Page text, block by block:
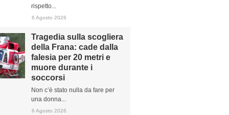
rispetto...
6 Agosto 2026
Tragedia sulla scogliera
della Frana: cade dalla
falesia per 20 metri e
muore durante i
soccorsi
Non c’è stato nulla da fare per
una donna...
6 Agosto 2026